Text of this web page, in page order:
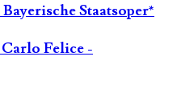
Staatsoper*
Felice -